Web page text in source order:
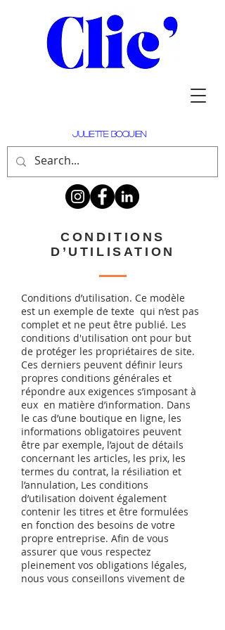
Juliette Boquien
CONDITIONS
D’UTILISATION
Conditions d’utilisation. Ce modèle
est un exemple de texte qui n’est pas
complet et ne peut être publié. Les
conditions d'utilisation ont pour but
de protéger les propriétaires de site.
Ces derniers peuvent définir leurs
propres conditions générales et
répondre aux exigences s’imposant à
eux en matière d’information. Dans
le cas d’une boutique en ligne, les
informations obligatoires peuvent
être par exemple, l’ajout de détails
concernant les articles, les prix, les
termes du contrat, la résiliation et
l’annulation, Les conditions
d’utilisation doivent également
contenir les titres et être formulées
en fonction des besoins de votre
propre entreprise. Afin de vous
assurer que vous respectez
pleinement vos obligations légales,
nous vous conseillons vivement de